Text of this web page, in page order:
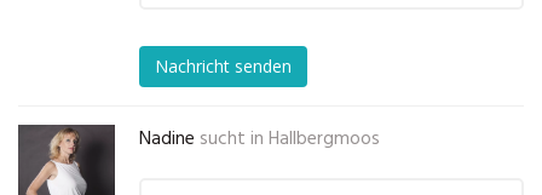
Nachricht senden
Nadine sucht in Hallbergmoos